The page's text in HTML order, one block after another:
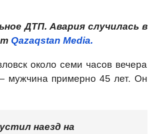
ДТП. Авария случилась в
Qazaqstan Media.
около семи часов вечера
мужчина примерно 45 лет. Он
наезд на